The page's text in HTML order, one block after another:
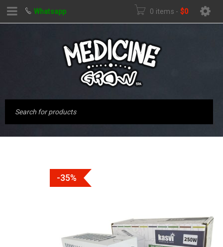
Whatsapp 0 items - $0
-35%